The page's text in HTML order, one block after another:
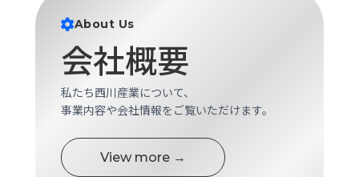
About Us
会社概要
私たち西川産業について、
事業内容や会社情報をご覧いただけます。
View more →